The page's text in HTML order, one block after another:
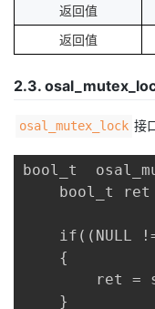
返回值
返回值
2.3.
osal_mutex_lock 接
bool_t
bool_t ret
if((NULL !=
{
ret =
}